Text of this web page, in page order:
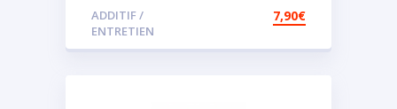
ADDITIF /
ENTRETIEN
7,90€